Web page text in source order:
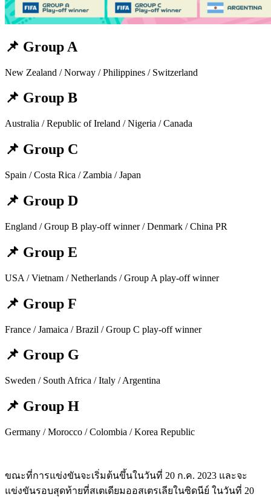
📌 Group A
New Zealand / Norway / Philippines / Switzerland
📌 Group B
Australia / Republic of Ireland / Nigeria / Canada
📌 Group C
Spain / Costa Rica / Zambia / Japan
📌 Group D
England / Group B play-off winner / Denmark / China PR
📌 Group E
USA / Vietnam / Netherlands / Group A play-off winner
📌 Group F
France / Jamaica / Brazil / Group C play-off winner
📌 Group G
Sweden / South Africa / Italy / Argentina
📌 Group H
Germany / Morocco / Colombia / Korea Republic
ขณะที่การแข่งขันจะเริ่มต้นขึ้นในวันที่ 20 ก.ค. 2023 และจะ
แข่งขันรอบสุดท้ายที่สเตเดียมออสเตรเลียในซิดนีย์ ในวันที่ 20